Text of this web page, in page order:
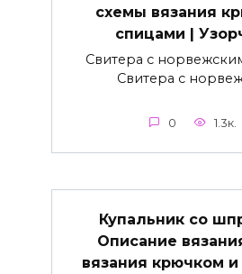
схемы вязания
спицами |
Свитера с
Свитера с
0 1.3к.
Купальник со
Описание
вязания крючком